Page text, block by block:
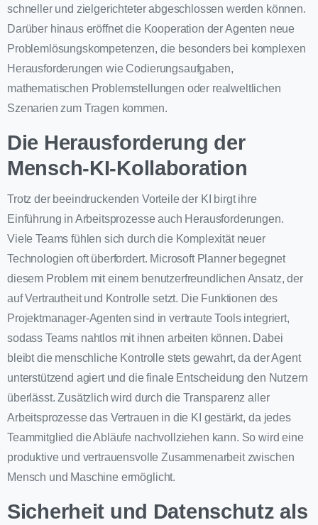
schneller und zielgerichteter abgeschlossen werden können.
Darüber hinaus eröffnet die Kooperation der Agenten neue
Problemlösungskompetenzen, die besonders bei komplexen
Herausforderungen wie Codierungsaufgaben,
mathematischen Problemstellungen oder realweltlichen
Szenarien zum Tragen kommen.
Die Herausforderung der
Mensch-KI-Kollaboration
Trotz der beeindruckenden Vorteile der KI birgt ihre
Einführung in Arbeitsprozesse auch Herausforderungen.
Viele Teams fühlen sich durch die Komplexität neuer
Technologien oft überfordert. Microsoft Planner begegnet
diesem Problem mit einem benutzerfreundlichen Ansatz, der
auf Vertrautheit und Kontrolle setzt. Die Funktionen des
Projektmanager-Agenten sind in vertraute Tools integriert,
sodass Teams nahtlos mit ihnen arbeiten können. Dabei
bleibt die menschliche Kontrolle stets gewahrt, da der Agent
unterstützend agiert und die finale Entscheidung den Nutzern
überlässt. Zusätzlich wird durch die Transparenz aller
Arbeitsprozesse das Vertrauen in die KI gestärkt, da jedes
Teammitglied die Abläufe nachvollziehen kann. So wird eine
produktive und vertrauensvolle Zusammenarbeit zwischen
Mensch und Maschine ermöglicht.
Sicherheit und Datenschutz als